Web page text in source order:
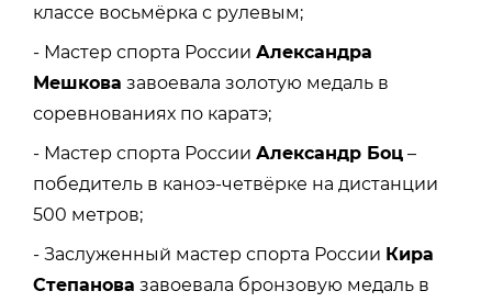
классе восьмёрка с рулевым;
- Мастер спорта России Александра
Мешкова завоевала золотую медаль в
соревнованиях по каратэ;
- Мастер спорта России Александр Боц –
победитель в каноэ-четвёрке на дистанции
500 метров;
- Заслуженный мастер спорта России Кира
Степанова завоевала бронзовую медаль в